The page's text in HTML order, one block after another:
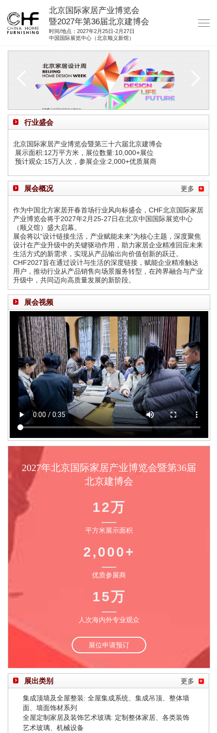
北京国际家居产业博览会
暨2027年第36届北京建博会
时间/地点：2027年2月25日-2月27日
中国国际展览中心（北京顺义新馆）
观众服务
展馆图纸
资料下载
集团展会
参展联络
行业盛会
北京国际家居产业博览会暨第三十六届北京建博会
展示面积:12万平方米，展位数量:10,000+展位
预计观众:15万人次，参展企业:2,000+优质展商
展会概况 更多
作为中国北方家居开春首场行业风向标盛会，CHF北京国际家居
产业博览会将于2027年2月25-27日在北京中国国际展览中心
（顺义馆）盛大启幕。
展会将以“设计链接生活，产业赋能未来”为核心主题，深度聚焦
设计在产业升级中的关键驱动作用，助力家居企业精准回应未来
生活方式的新需求，实现从产品输出向价值创新的跃迁。
CHF2027旨在通过设计与生活的深度链接，赋能企业精准触达
用户，推动行业从产品销售向场景服务转型，在跨界融合与产业
升级中，共同迈向高质量发展的新阶段。
展会视频
2027年北京国际家居产业博览会暨第36届
北京建博会
12万
平方米展示面积
2,000+
优质参展商
15万
人次海内外专业观众
展位申请预订
展出类别 更多
集成顶墙及全屋整装: 全屋集成系统、集成吊顶、整体墙
面、墙面饰材系列
全屋定制家居及装饰艺术玻璃: 定制整体家居、各类装饰
艺术玻璃、机械设备